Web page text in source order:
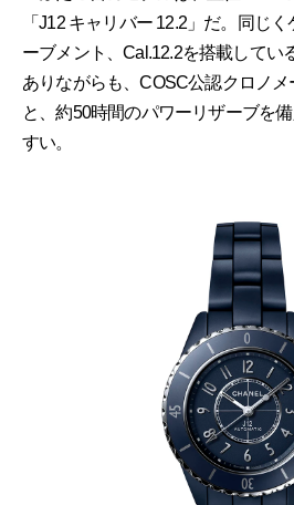
「J12 キャリバー 12.2」だ。同じ
ーブメント、Cal.12.2を搭載してい
ありながらも、COSC公認クロノ
と、約50時間のパワーリザーブを
すい。